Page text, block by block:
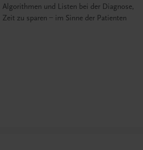
Algorithmen und Listen bei der Diagnose,
Zeit zu sparen – im Sinne der Patienten